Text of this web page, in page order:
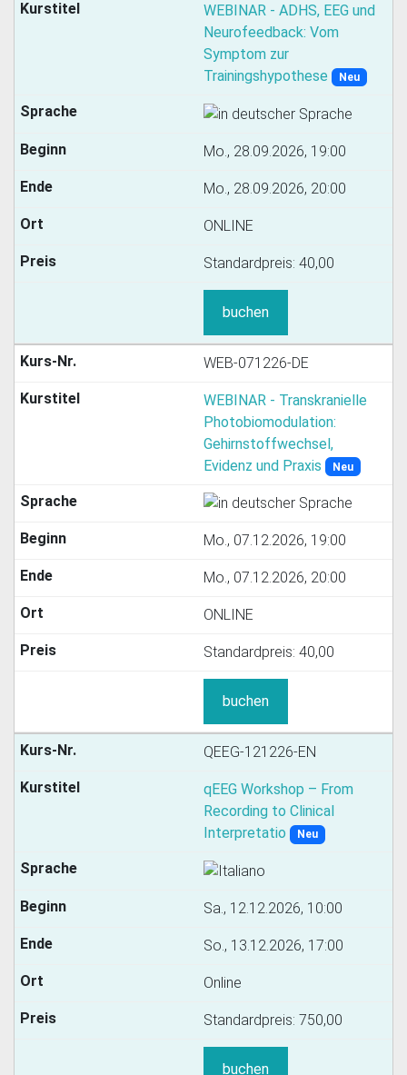
WEBINAR - ADHS, EEG und
Neurofeedback: Vom
Symptom zur
Trainingshypothese
Neu
Mo., 28.09.2026, 19:00
Mo., 28.09.2026, 20:00
ONLINE
Standardpreis: 40,00
buchen
WEB-071226-DE
WEBINAR - Transkranielle
Photobiomodulation:
Gehirnstoffwechsel,
Evidenz und Praxis
Neu
Mo., 07.12.2026, 19:00
Mo., 07.12.2026, 20:00
ONLINE
Standardpreis: 40,00
buchen
QEEG-121226-EN
qEEG Workshop – From
Recording to Clinical
Interpretatio
Neu
Sa., 12.12.2026, 10:00
So., 13.12.2026, 17:00
Online
Standardpreis: 750,00
buchen